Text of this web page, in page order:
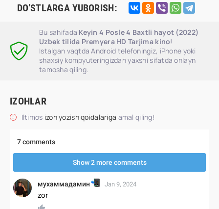
DO'STLARGA YUBORISH:
Bu sahifada Keyin 4 Posle 4 Baxtli hayot (2022)
Uzbek tilida Premyera HD Tarjima kino!
Istalgan vaqtda Android telefoningiz, iPhone yoki
shaxsiy kompyuteringizdan yaxshi sifatda onlayn
tamosha qiling.
IZOHLAR
Iltimos izoh yozish qoidalariga amal qiling!